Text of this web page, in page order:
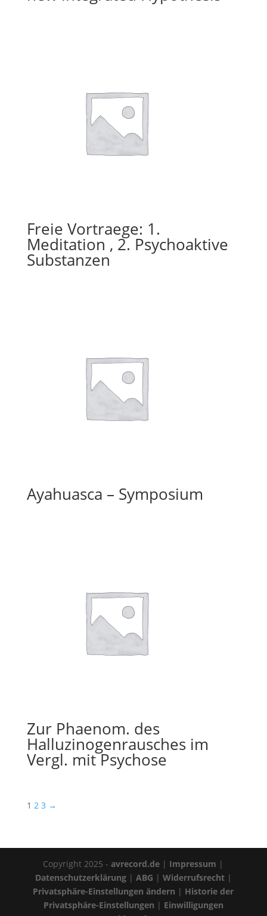
Freie Vortraege: 1.
Meditation , 2. Psychoaktive
Substanzen
Ayahuasca – Symposium
Zur Phaenom. des
Halluzinogenrausches im
Vergl. mit Psychose
1 2 3 →
Copyright 2025 -avrecord.de | Impressum |
Datenschutzerklärung| ABG | Widerrufsrecht|
Privatsphäre-Einstellungen ändern | Historie der
Privatsphäre-Einstellungen | Einwilligungen